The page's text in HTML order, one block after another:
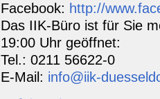
Facebook: http://
Das IIK-Büro ist für Sie
19:00 Uhr geöffnet:
Tel.: 0211 56622-0
E-Mail: info@iik-